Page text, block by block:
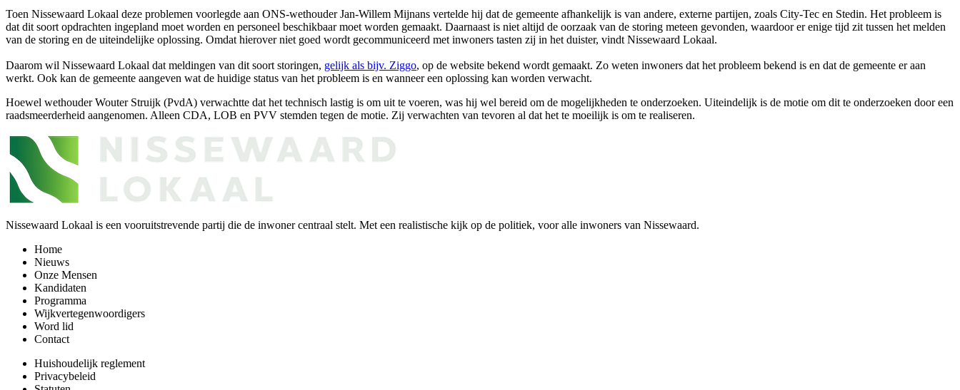
Toen Nissewaard Lokaal deze problemen voorlegde aan ONS-wethouder Jan-Willem Mijnans vertelde hij dat de gemeente afhankelijk is van andere, externe partijen, zoals City-Tec en Stedin. Het probleem is
dat dit soort opdrachten ingepland moet worden en personeel beschikbaar moet worden gemaakt. Daarnaast is niet altijd de oorzaak van de storing meteen gevonden, waardoor er enige tijd zit tussen het melden
van de storing en de uiteindelijke oplossing. Omdat hierover niet goed wordt gecommuniceerd met inwoners tasten zij in het duister, vindt Nissewaard Lokaal.
Daarom wil Nissewaard Lokaal dat meldingen van dit soort storingen, gelijk als bijv. Ziggo, op de website bekend wordt gemaakt. Zo weten inwoners dat het probleem bekend is en dat de gemeente er aan
werkt. Ook kan de gemeente aangeven wat de huidige status van het probleem is en wanneer een oplossing kan worden verwacht.
Hoewel wethouder Wouter Struijk (PvdA) verwachtte dat het technisch lastig is om uit te voeren, was hij wel bereid om de mogelijkheden te onderzoeken. Uiteindelijk is de motie om dit te onderzoeken door een
raadsmeerderheid aangenomen. Alleen CDA, LOB en PVV stemden tegen de motie. Zij verwachten van tevoren al dat het te moeilijk is om te realiseren.
Nissewaard Lokaal is een vooruitstrevende partij die de inwoner centraal stelt. Met een realistische kijk op de politiek, voor alle inwoners van Nissewaard.
Home
Nieuws
Onze Mensen
Kandidaten
Programma
Wijkvertegenwoordigers
Word lid
Contact
Huishoudelijk reglement
Privacybeleid